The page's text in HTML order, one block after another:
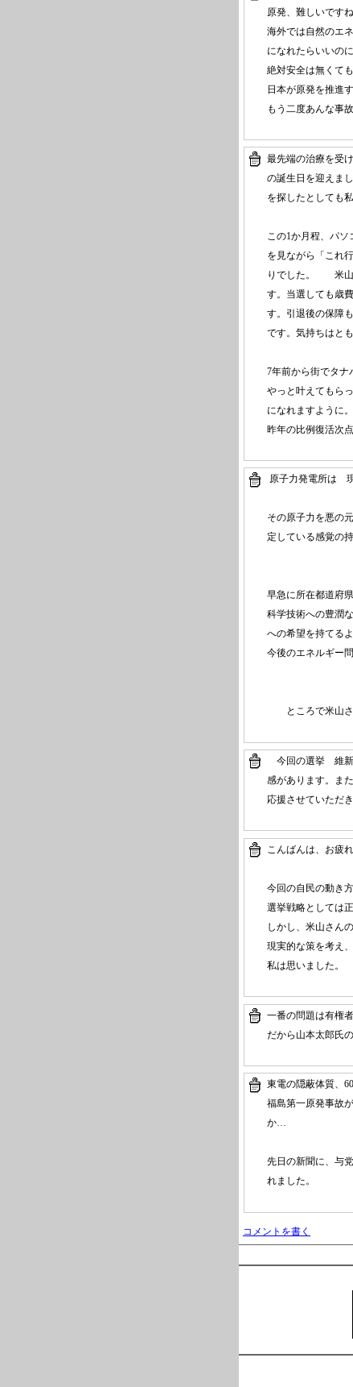
原発、難しいですね
海外では自然のエ
になれたらいいの
絶対安全は無くて
日本が原発を推進
もう二度あんな事
最先端の治療を受
の誕生日を迎えま
を探したとしても
この1か月程、パ
を見ながら「これ
りでした。 米山
す。当選しても歳
す。引退後の保障
です。気持ちはと
7年前から街でタナ
やっと叶えてもら
になれますように
昨年の比例復活次
原子力発電所は
その原子力を悪の
定している感覚の
早急に所在都道府
科学技術への豊潤
への希望を持てるよ
今後のエネルギー
ところで米山さ
今回の選挙 維新
感があります。ま
応援させていただき
こんばんは、お疲
今回の自民の動き
選挙戦略としては
しかし、米山さん
現実的な策を考え
私は思いました。
一番の問題は有権
だから山本太郎氏
東電の隠蔽体質、
福島第一原発事故
か…
先日の新聞に、与
れました。
コメントを書く